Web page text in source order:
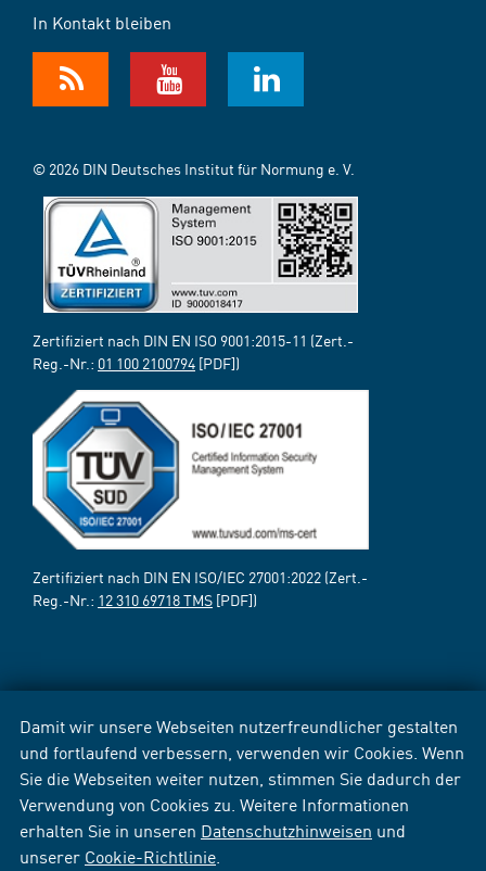
Damit wir unsere Webseiten nutzerfreundlicher gestalten
und fortlaufend verbessern, verwenden wir Cookies. Wenn
Sie die Webseiten weiter nutzen, stimmen Sie dadurch der
Verwendung von Cookies zu. Weitere Informationen
erhalten Sie in unseren Datenschutzhinweisen und
unserer Cookie-Richtlinie
In Kontakt bleiben
© 2026 DIN Deutsches Institut für Normung e. V.
Zertifiziert nach DIN EN ISO 9001:2015-11 (Zert.-
Reg.-Nr.: 01 100 2100794 [PDF])
Zertifiziert nach DIN EN ISO/IEC 27001:2022 (Zert.-
Reg.-Nr.: 12 310 69718 TMS [PDF])